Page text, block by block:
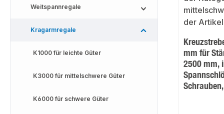
Weitspannregale
Kragarmregale
K1000 für leichte Güter
K3000 für mittelschwere Güter
K6000 für schwere Güter
mm für
2500 mm,